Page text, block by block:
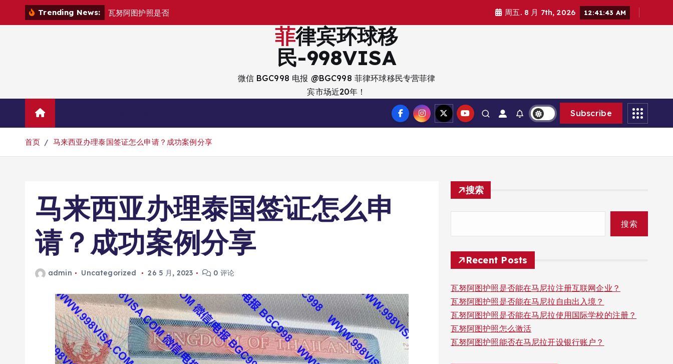
Trending News: 瓦努阿图护照是否 周五. 8 月 7th, 2026 12:41:45 AM
菲律宾环球移
民-998VISA
微信 BGC998 电报 @BGC998 菲律环球移民专营菲律
宾市场近20年！
Subscribe
首页 马来西亚办理泰国签证怎么申请？成功案例分享
马来西亚办理泰国签证怎么申
请？成功案例分享
admin Uncategorized 26 5 月, 2023 0 评论
搜索
搜索
Recent Posts
瓦努阿图护照是否能在马尼拉注册互联网企业？
瓦努阿图护照是否能在马尼拉自由出入境？
瓦努阿图护照是否能在马尼拉使用国际学校的注册？
瓦努阿图护照怎么激活
瓦努阿图护照能否在马尼拉开设银行账户？